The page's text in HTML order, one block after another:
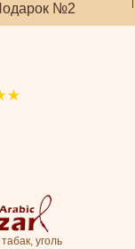
№2
уголь